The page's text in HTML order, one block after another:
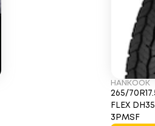
HANKOOK
265/
FLEX
3PMSF